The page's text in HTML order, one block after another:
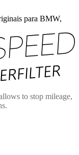
para BMW,
to stop mileage,